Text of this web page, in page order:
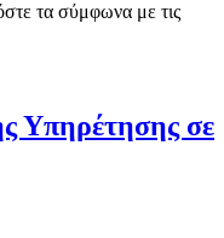
τα σύμφωνα με τις
Υπηρέτησης σε